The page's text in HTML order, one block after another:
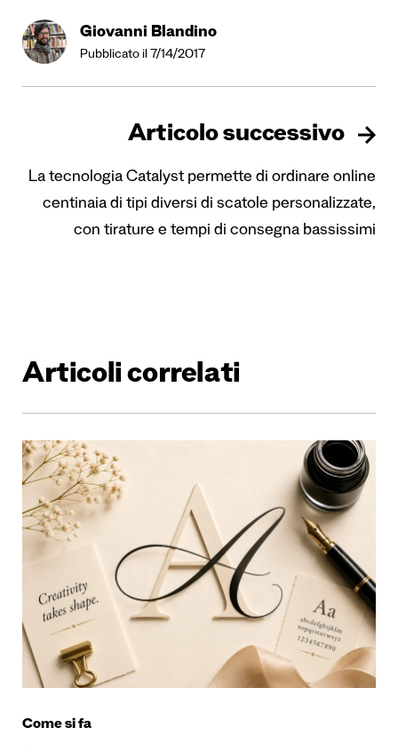
Giovanni Blandino
Pubblicato il 7/14/2017
Articolo successivo
La tecnologia Catalyst permette di ordinare online
centinaia di tipi diversi di scatole personalizzate,
con tirature e tempi di consegna bassissimi
Articoli correlati
Come si fa